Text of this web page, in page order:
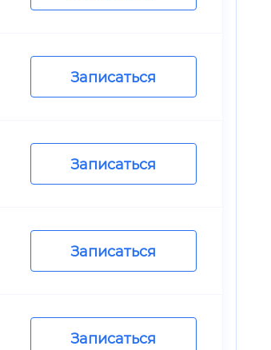
Записаться
Записаться
Записаться
Записаться